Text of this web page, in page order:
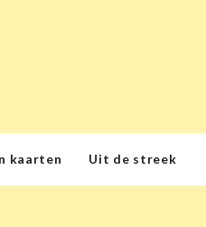
kaarten Uit de streek